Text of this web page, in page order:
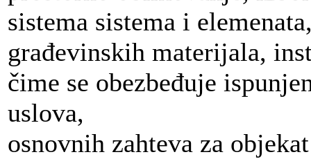
sistema sistema i
građevinskih materijala,
čime se obezbeđuje
uslova,
osnovnih zahteva za